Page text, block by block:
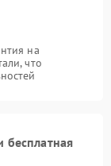
на
что
бесплатная